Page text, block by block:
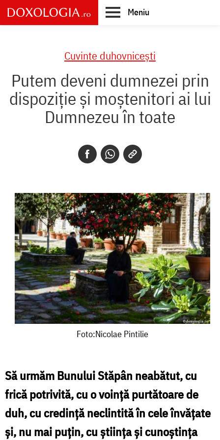
Skip
to
main
Meniu
Cuvinte duhovnicești
Putem deveni dumnezei prin
dispoziţie şi moştenitori ai lui
Dumnezeu în toate
Foto:Nicolae Pintilie
Să urmăm Bunului Stăpân neabătut, cu
frică potrivită, cu o voinţă purtătoare de
duh, cu credinţă neclintită în cele învăţate
şi, nu mai puţin, cu ştiinţa şi cunoştinţa